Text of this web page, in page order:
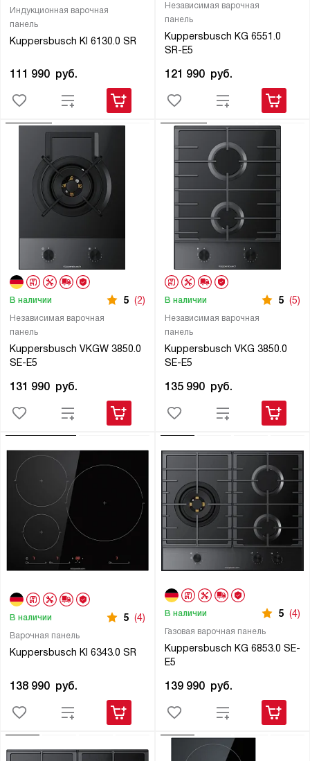
Индукционная варочная
панель
Kuppersbusch KI 6130.0 SR
111 990 руб.
Независимая варочная
панель
Kuppersbusch KG 6551.0
SR-E5
121 990 руб.
Независимая варочная
панель
Kuppersbusch VKGW 3850.0
SE-E5
В наличии 5 (2)
131 990 руб.
Независимая варочная
панель
Kuppersbusch VKG 3850.0
SE-E5
В наличии 5 (5)
135 990 руб.
Варочная панель
Kuppersbusch KI 6343.0 SR
В наличии 5 (4)
138 990 руб.
Газовая варочная панель
Kuppersbusch KG 6853.0 SE-
E5
В наличии 5 (4)
139 990 руб.